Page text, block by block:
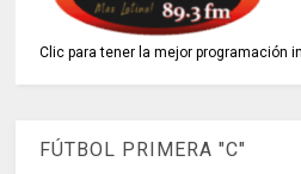
Clic para tener la mejor programación
FÚTBOL PRIMERA "C"